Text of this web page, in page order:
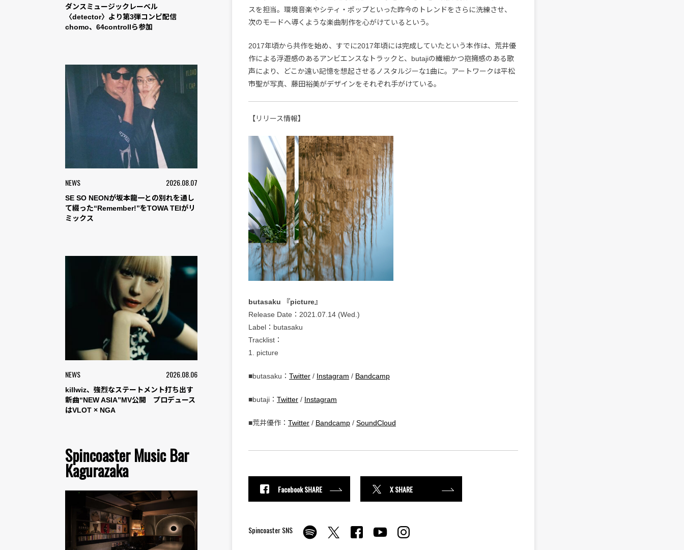
ダンスミュージックレーベル
〈detector〉より第3弾コンピ配信
chomo、64controllら参加
NEWS 2026.08.07
SE SO NEONが坂本龍一との別れを通し
て綴った“Remember!”をTOWA TEIがリ
ミックス
NEWS 2026.08.06
killwiz、強烈なステートメント打ち出す
新曲“NEW ASIA”MV公開 プロデュース
はVLOT × NGA
Spincoaster Music Bar
Kagurazaka
スを担当。環境音楽やシティ・ポップといった昨今のトレンドをさらに洗練させ、
次のモードへ導くような楽曲制作を心がけているという。
2017年頃から共作を始め、すでに2017年頃には完成していたという本作は、荒井優
作による浮遊感のあるアンビエンスなトラックと、butajiの繊細かつ抱擁感のある歌
声により、どこか遠い記憶を想起させるノスタルジーな1曲に。アートワークは平松
市聖が写真、藤田裕美がデザインをそれぞれ手がけている。
【リリース情報】
butasaku 『picture』
Release Date：2021.07.14 (Wed.)
Label：butasaku
Tracklist：
1. picture
■butasaku： Twitter / Instagram / Bandcamp
■butaji： Twitter / Instagram
■荒井優作： Twitter / Bandcamp / SoundCloud
Facebook SHARE X SHARE
Spincoaster SNS